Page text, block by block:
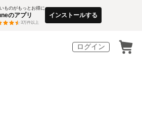
ものがもっとお得に
のアプリ
3万件以上
インストールする
ログイン